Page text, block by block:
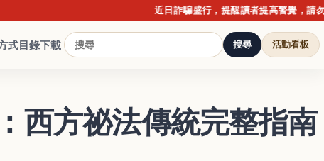
近日詐騙盛行，提醒讀者提高警覺，請勿點擊
式目錄下載 搜尋 活動看板
西方祕法傳統完整指南